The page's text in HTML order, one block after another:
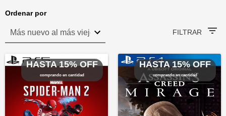
Ordenar por
FILTRAR
HASTA 15% OFF
comprando en cantidad
HASTA 15% OFF
comprando en cantidad